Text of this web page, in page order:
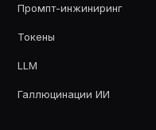
Промпт-инжиниринг
Токены
LLM
Галлюцинации ИИ